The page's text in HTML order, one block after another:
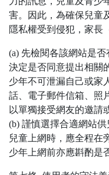
害。因此，為確保兒童
隱私權受到侵犯，家長
(a) 先檢閱各該網站是
決定是否同意提出相關
少年不可泄漏自己或家
話、電子郵件信箱、照
以單獨接受網友的邀請
(b) 謹慎選擇合適網站
兒童上網時，應全程在
少年上網前亦應斟酌是